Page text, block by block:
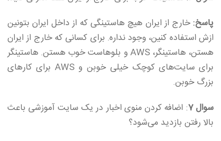
پاسخ: خارج از ایران هیچ هاستینگی که از داخل ایران بتونین
ازش استفاده کنین، وجود نداره. برای کسانی که خارج از ایران
هستن، هاستینگر، AWS و بلوهاست خوب هستن. هاستینگر
برای سایت‌های کوچک خیلی خوبن و AWS برای کارهای
بزرگ خوبن.
سوال 7 : اضافه کردن منوی اخبار در یک سایت آموزشی باعث
بالا رفتن بازدید می‌شود؟